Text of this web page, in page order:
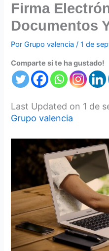
Firma
Documentos
PorGrupo valencia/1 de
Comparte si te ha gustado!
Last Updated on 1 de
Grupo valencia